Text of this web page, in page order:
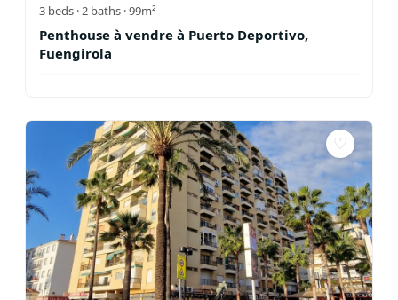
3 beds ·2 baths · 99m²
Penthouse à vendre à Puerto Deportivo,
Fuengirola
♡